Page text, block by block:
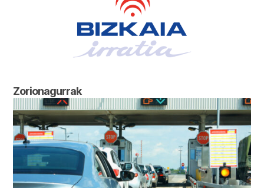
Zorionagurrak